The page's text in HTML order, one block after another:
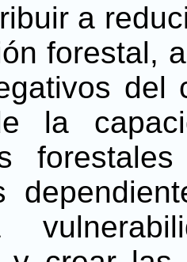
a
forestal,
del
la